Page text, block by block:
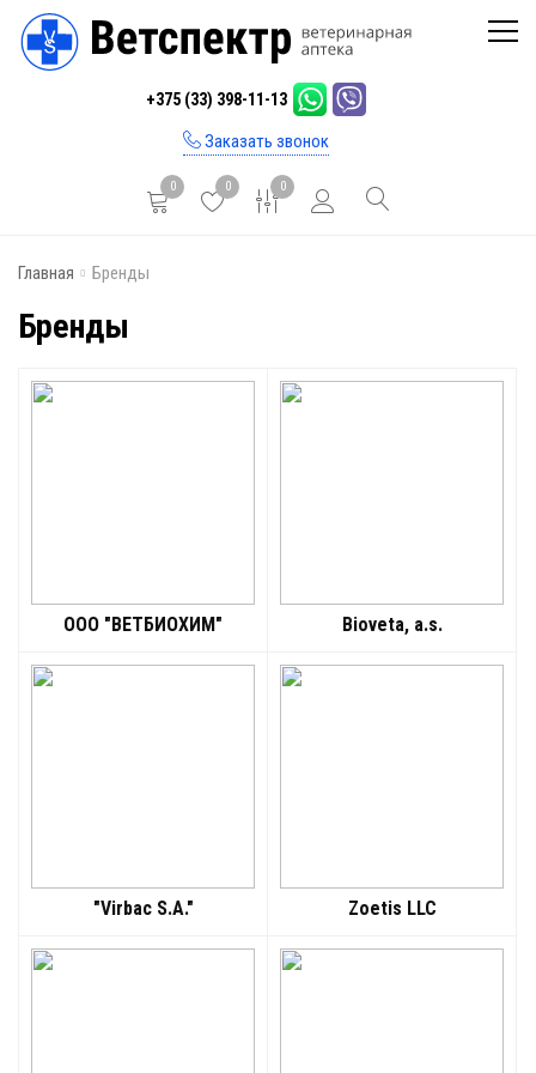
+375 (33) 398-11-13
Заказать звонок
0 0 0
Главная
Каталог
Бренды
Контакты
Главная Бренды
Бренды
ООО "ВЕТБИОХИМ" Bioveta, a.s.
"Virbac S.A." Zoetis LLC